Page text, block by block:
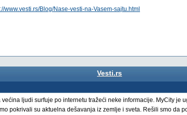
www.vesti.rs/Blog/Nase-vesti-na-Vasem-sajtu.html
Vesti.rs
ljudi surfuje po internetu tražeći neke informacije. MyCity je
pokrivali su aktuelna dešavanja iz zemlje i sveta. Rešili smo da